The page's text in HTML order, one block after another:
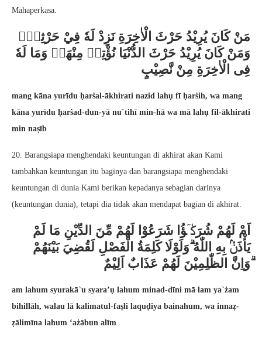
Mahaperkasa.
مَنْ كَانَ يُرِيْدُ حَرْثَ الْاٰخِرَةِ نَزِدْ لَهٗ فِيْ حَرْثِهٖۚ
وَمَنْ كَانَ يُرِيْدُ حَرْثَ الدُّنْيَا نُؤْتِهٖ مِنْهَاۙ وَمَا لَهٗ
فِى الْاٰخِرَةِ مِنْ نَّصِيْبٍ
mang kāna yurīdu ḥarṡal-ākhirati nazid lahụ fī ḥarṡih, wa mang
kāna yurīdu ḥarṡad-dun-yā nu`tihī min-hā wa mā lahụ fil-ākhirati
min naṣīb
20. Barangsiapa menghendaki keuntungan di akhirat akan Kami
tambahkan keuntungan itu baginya dan barangsiapa menghendaki
keuntungan di dunia Kami berikan kepadanya sebagian darinya
(keuntungan dunia), tetapi dia tidak akan mendapat bagian di akhirat.
اَمْ لَهُمْ شُرَكٰۤؤُا شَرَعُوْا لَهُمْ مِّنَ الدِّيْنِ مَا لَمْ
يَأْذَنْۢ بِهِ اللّٰهُ ۗوَلَوْلَا كَلِمَةُ الْفَصْلِ لَقُضِيَ بَيْنَهُمْ
ۗوَاِنَّ الظّٰلِمِيْنَ لَهُمْ عَذَابٌ اَلِيْمٌ
am lahum syurakā`u syara’ụ lahum minad-dīni mā lam ya`żam
bihillāh, walau lā kalimatul-faṣli laquḍiya bainahum, wa innaẓ-
ẓālimīna lahum ‘ażābun alīm